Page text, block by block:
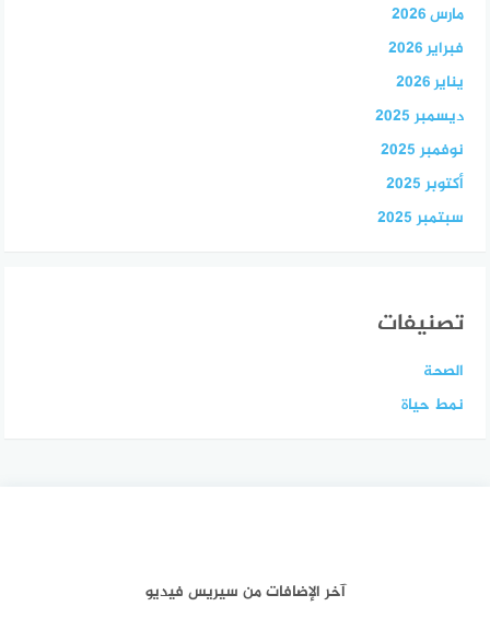
مارس 2026
فبراير 2026
يناير 2026
ديسمبر 2025
نوفمبر 2025
أكتوبر 2025
سبتمبر 2025
تصنيفات
الصحة
نمط حياة
آخر الإضافات من سيريس فيديو